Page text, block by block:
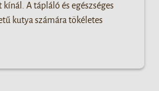
A tápláló és egészséges
kutya számára tökéletes